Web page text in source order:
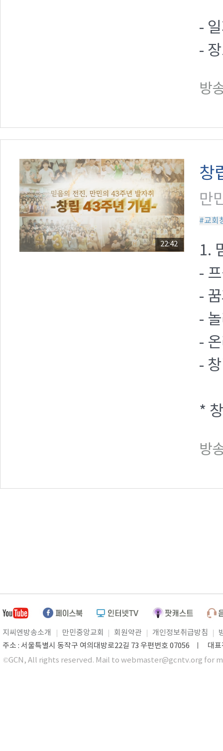
-
-
방
22:42
창
만
#교회
1.
-
-
-
-
-
*
방
지씨엔방송소개 만민중앙교회 회원약관 개인정보취급방침
주소 : 서울특별시 동작구 여의대방로22길 73 우편번호 07056 ㅣ 대
©GCN, All rights reserved. Mail to webmaster@gcntv.org for